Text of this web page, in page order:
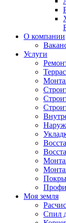
О компании
Услуги
Моя земля
Спил